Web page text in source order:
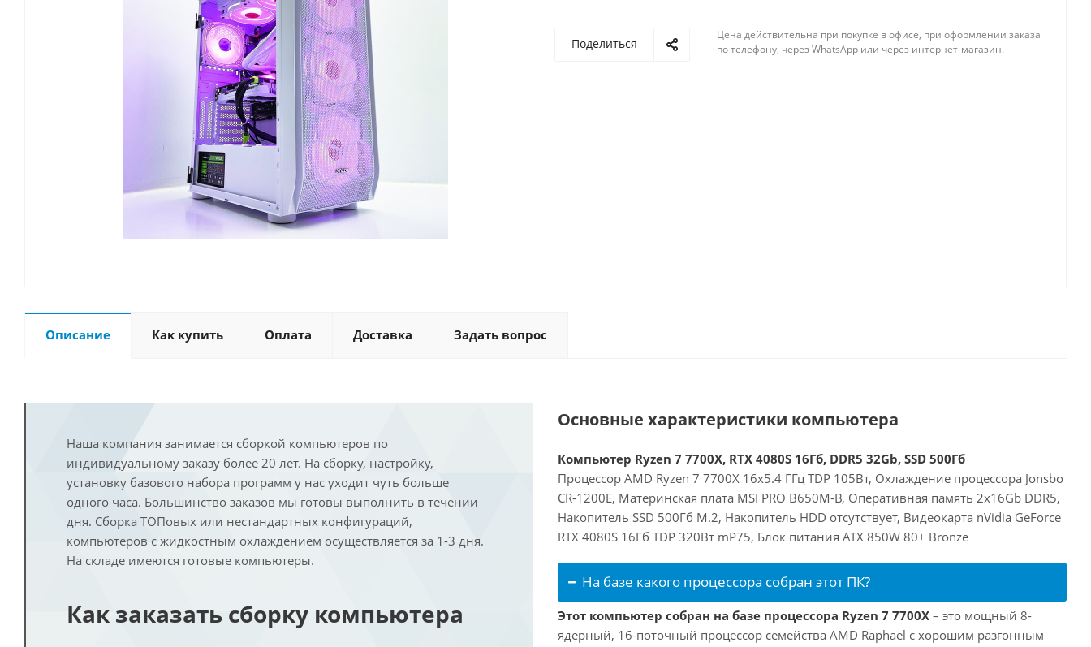
Поделиться
Цена действительна при покупке в офисе, при оформлении заказа
по телефону, через WhatsApp или через интернет-магазин.
Описание Как купить Оплата Доставка Задать вопрос
Наша компания занимается сборкой компьютеров по
индивидуальному заказу более 20 лет. На сборку, настройку,
установку базового набора программ у нас уходит чуть больше
одного часа. Большинство заказов мы готовы выполнить в течении
дня. Сборка ТОПовых или нестандартных конфигураций,
компьютеров с жидкостным охлаждением осуществляется за 1-3 дня.
На складе имеются готовые компьютеры.
Как заказать сборку компьютера
Основные характеристики компьютера
Компьютер Ryzen 7 7700X, RTX 4080S 16Гб, DDR5 32Gb, SSD 500Гб
Процессор AMD Ryzen 7 7700X 16x5.4 ГГц TDP 105Вт, Охлаждение процессора Jonsbo
CR-1200E, Материнская плата MSI PRO B650M-B, Оперативная память 2x16Gb DDR5,
Накопитель SSD 500Гб M.2, Накопитель HDD отсутствует, Видеокарта nVidia GeForce
RTX 4080S 16Гб TDP 320Вт mP75, Блок питания ATX 850W 80+ Bronze
На базе какого процессора собран этот ПК?
Этот компьютер собран на базе процессора Ryzen 7 7700X – это мощный 8-
ядерный, 16-поточный процессор семейства AMD Raphael с хорошим разгонным